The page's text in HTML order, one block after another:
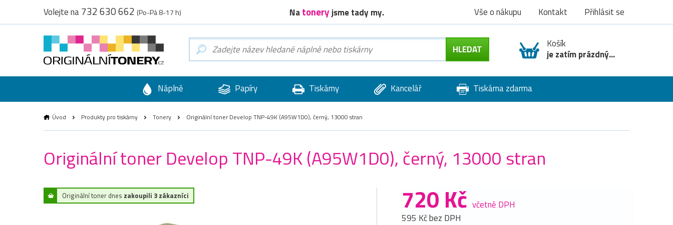
Volejte na732 630 662 (Po-Pá 8-17 h) Natoneryjsme tady my. Vše o nákupu Kontakt Přihlásit se
Košík
je zatím prázdný...
Náplně Papíry Tiskárny Kancelář Tiskárna zdarma
Úvod Produkty pro tiskárny Tonery Originální toner Develop TNP-49K (A95W1D0), černý, 13000 stran
Originální toner Develop TNP-49K (A95W1D0), černý, 13000 stran
Originální toner dnes zakoupili 3 zákazníci 720 Kč včetně DPH
595 Kč bez DPH